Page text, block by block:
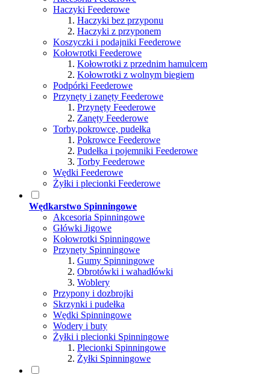
Haczyki Feederowe
Haczyki bez przyponu
Haczyki z przyponem
Koszyczki i podajniki Feederowe
Kołowrotki Feederowe
Kołowrotki z przednim hamulcem
Kołowrotki z wolnym biegiem
Podpórki Feederowe
Przynęty i zanęty Feederowe
Przynęty Feederowe
Zanęty Feederowe
Torby,pokrowce, pudełka
Pokrowce Feederowe
Pudełka i pojemniki Feederowe
Torby Feederowe
Wędki Feederowe
Żyłki i plecionki Feederowe
Wędkarstwo Spinningowe
Akcesoria Spinningowe
Główki Jigowe
Kołowrotki Spinningowe
Przynęty Spinningowe
Gumy Spinningowe
Obrotówki i wahadłówki
Woblery
Przypony i dozbrojki
Skrzynki i pudełka
Wędki Spinningowe
Wodery i buty
Żyłki i plecionki Spinningowe
Plecionki Spinningowe
Żyłki Spinningowe